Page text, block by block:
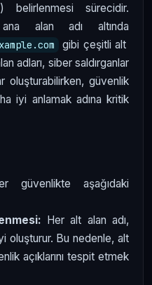
belirlenmesi sürecidir.
alan adı altında
gibi çeşitli alt
adları, siber saldırganlar
oluşturabilirken, güvenlik
iyi anlamak adına kritik
aşağıdaki
Her alt alan adı,
oluşturur. Bu nedenle, alt
açıklarını tespit etmek